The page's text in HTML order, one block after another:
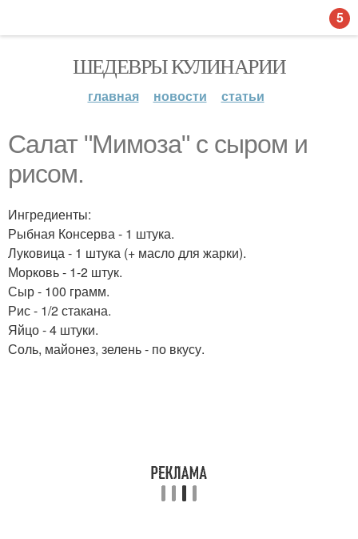
ШЕДЕВРЫ КУЛИНАРИИ
главная новости статьи
Салат "Мимоза" с сыром и
рисом.
Ингредиенты:
Рыбная Консерва - 1 штука.
Луковица - 1 штука (+ масло для жарки).
Морковь - 1-2 штук.
Сыр - 100 грамм.
Рис - 1/2 стакана.
Яйцо - 4 штуки.
Соль, майонез, зелень - по вкусу.
5